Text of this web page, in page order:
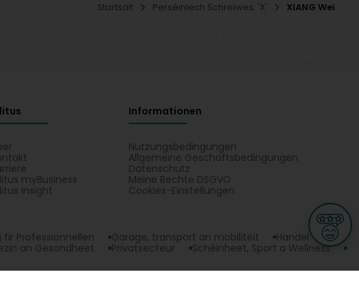
Startsäit Perséinlech Schreiwes. 'X' XIANG Wei
myBusiness
Insight
Informationen
Nutzungsbedingungen
Allgemeine Geschäftsbedingungen
Datenschutz
Meine Rechte DSGVO
Cookies-Einstellungen
Professionnellen Garage, transport an mobilitéit
Handel
an Gesondheet Privatsecteur
Schéinheet, Sport a Wellness